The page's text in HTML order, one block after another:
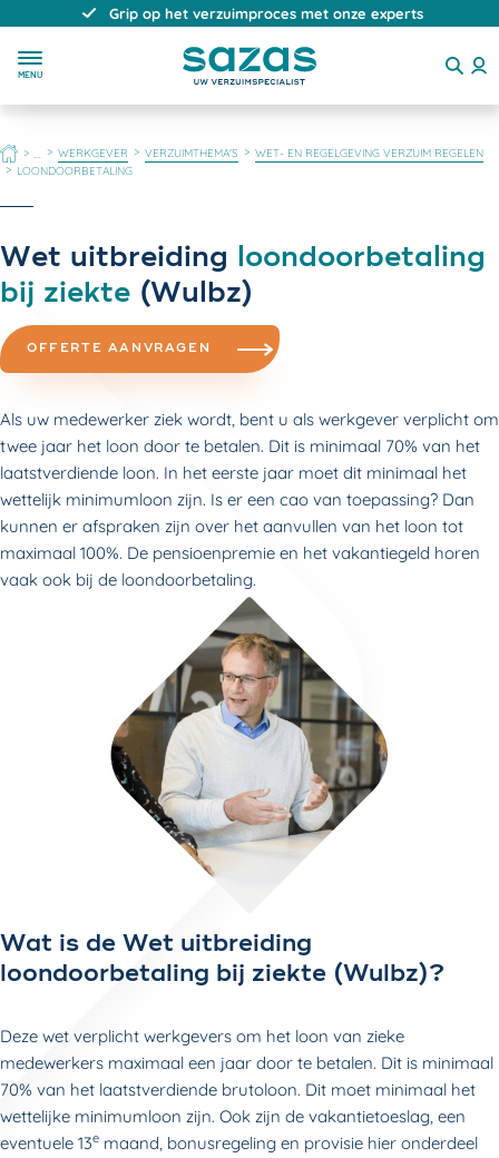
Direct, persoonlijk en deskundig advies
MENU
HOME WERKGEVER VERZUIMTHEMA'S
WET- EN REGELGEVING VERZUIM REGELEN
LOONDOORBETALING
Wet uitbreiding
loondoorbetaling
bij ziekte (Wulbz)
Als uw medewerker ziek wordt, bent u als werkgever verplicht om
twee jaar het loon door te betalen. Dit is minimaal 70% van het
laatstverdiende loon. In het eerste jaar moet dit minimaal het
wettelijk minimumloon zijn. Is er een cao van toepassing? Dan
kunnen er afspraken zijn over het aanvullen van het loon tot
maximaal 100%. De pensioenpremie en het vakantiegeld horen
vaak ook bij de loondoorbetaling.
OFFERTE AANVRAGEN
Wat is de Wet uitbreiding
loondoorbetaling bij ziekte (Wulbz)?
Deze wet verplicht werkgevers om het loon van zieke
medewerkers maximaal een jaar door te betalen. Dit is minimaal
70% van het laatstverdiende brutoloon. Dit moet minimaal het
wettelijke minimumloon zijn. Ook zijn de vakantietoeslag, een
eventuele 13e maand, bonusregeling en provisie hier onderdeel